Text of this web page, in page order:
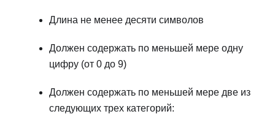
Длина не менее десяти символов
Должен содержать по меньшей мере одну
цифру (от 0 до 9)
Должен содержать по меньшей мере две из
следующих трех категорий: